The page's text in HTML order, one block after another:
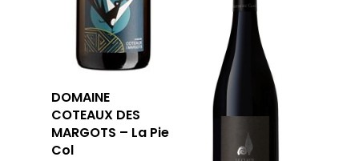
DOMAINE
COTEAUX DES
MARGOTS – La Pie
Col